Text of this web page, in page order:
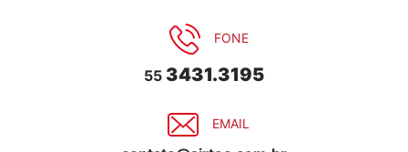
FONE
55 3431.3195
EMAIL